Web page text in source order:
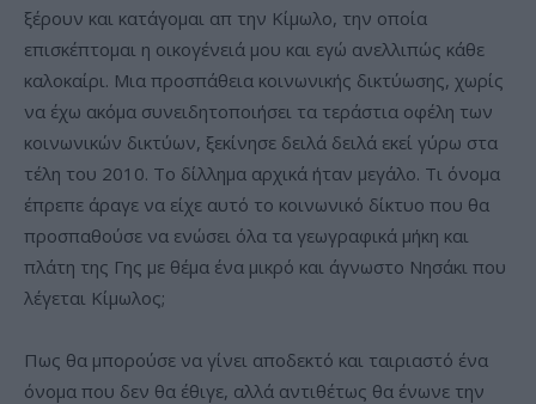
ξέρουν και κατάγομαι απ την Κίμωλο, την οποία
επισκέπτομαι η οικογένειά μου και εγώ ανελλιπώς κάθε
καλοκαίρι. Μια προσπάθεια κοινωνικής δικτύωσης, χωρίς
να έχω ακόμα συνειδητοποιήσει τα τεράστια οφέλη των
κοινωνικών δικτύων, ξεκίνησε δειλά δειλά εκεί γύρω στα
τέλη του 2010. Το δίλλημα αρχικά ήταν μεγάλο. Τι όνομα
έπρεπε άραγε να είχε αυτό το κοινωνικό δίκτυο που θα
προσπαθούσε να ενώσει όλα τα γεωγραφικά μήκη και
πλάτη της Γης με θέμα ένα μικρό και άγνωστο Νησάκι που
λέγεται Κίμωλος;
Πως θα μπορούσε να γίνει αποδεκτό και ταιριαστό ένα
όνομα που δεν θα έθιγε, αλλά αντιθέτως θα ένωνε την